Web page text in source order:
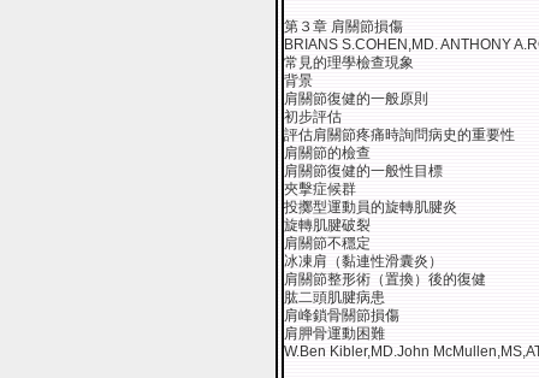
第３章 肩關節損傷
BRIANS S.COHEN,MD. ANTHONY
常見的理學檢查現象
背景
肩關節復健的一般原則
初步評估
評估肩關節疼痛時詢問病史的重要性
肩關節的檢查
肩關節復健的一般性目標
夾擊症候群
投擲型運動員的旋轉肌腱炎
旋轉肌腱破裂
肩關節不穩定
冰凍肩（黏連性滑囊炎）
肩關節整形術（置換）後的復健
肱二頭肌腱病患
肩峰鎖骨關節損傷
肩胛骨運動困難
W.Ben Kibler,MD.John